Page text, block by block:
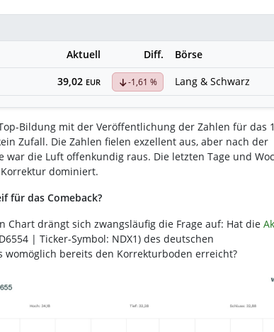
Aktuell Diff.
Börse
39,02 EUR -1,61 % Lang & Schwarz
Bildung mit der Veröffentlichung der Zahlen für das
Zufall. Die Zahlen fielen exzellent aus, aber nach der
war die Luft offenkundig raus. Die letzten Tage und
dominiert.
für das Comeback?
Chart drängt sich zwangsläufig die Frage auf: Hat die
| Ticker-Symbol: NDX1) des deutschen
womöglich bereits den Korrekturboden erreicht?